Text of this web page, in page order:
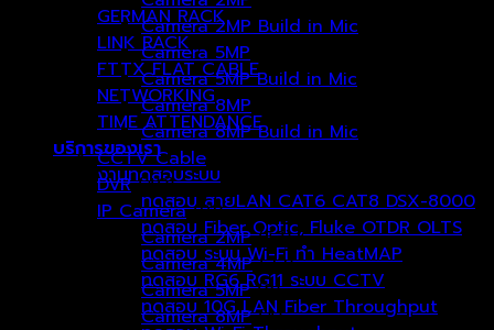
GERMAN RACK
LINK RACK
FTTX FLAT CABLE
NETWORKING
TIME ATTENDANCE
บริการของเรา
งานทดสอบระบบ
ทดสอบ สายLAN CAT6 CAT8 DSX-8000
ทดสอบ Fiber Optic, Fluke OTDR OLTS
ทดสอบ ระบบ Wi-Fi ทำ HeatMAP
ทดสอบ RG6 RG11 ระบบ CCTV
ทดสอบ 10G LAN Fiber Throughput
Camera 2MP Build in Mic
Camera 5MP
Camera 5MP Build in Mic
Camera 8MP
Camera 8MP Build in Mic
CCTV Cable
DVR (40)
IP Camera (91)
Camera 2MP (53)
Camera 4MP (22)
Camera 5MP (8)
Camera 8MP (4)